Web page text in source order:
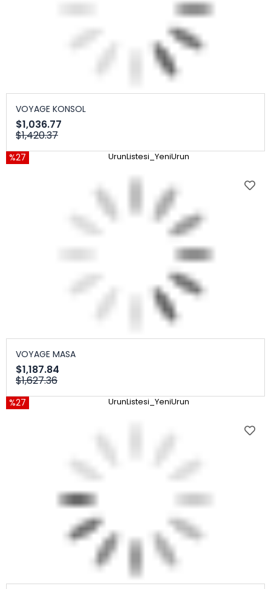
VOYAGE KONSOL
$1,036.77
$1,420.37
%27 UrunListesi_YeniUrun
VOYAGE MASA
$1,187.84
$1,627.36
%27 UrunListesi_YeniUrun